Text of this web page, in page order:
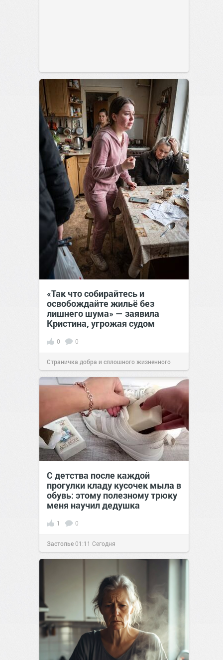
«Так что собирайтесь и
освобождайте жильё без
лишнего шума» — заявила
Кристина, угрожая судом
0 0
Страничка добра и сплошного жизненного
позитива!00:28Сегодня
С детства после каждой
прогулки кладу кусочек мыла в
обувь: этому полезному трюку
меня научил дедушка
1 0
Застолье01:11 Сегодня